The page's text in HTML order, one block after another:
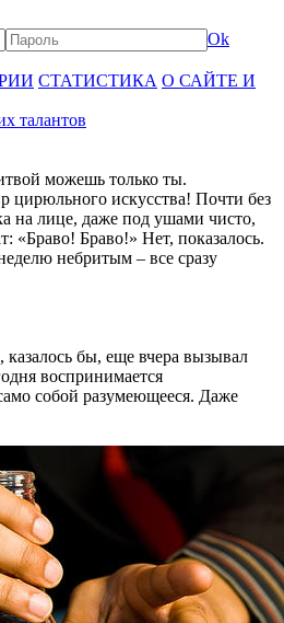
Ok
СТАТИСТИКА О САЙТЕ И
талантов
можешь только ты.
цирюльного искусства! Почти без
на лице, даже под ушами чисто,
«Браво! Браво!» Нет, показалось.
небритым – все сразу
бы, еще вчера вызывал
воспринимается
собой разумеющееся. Даже